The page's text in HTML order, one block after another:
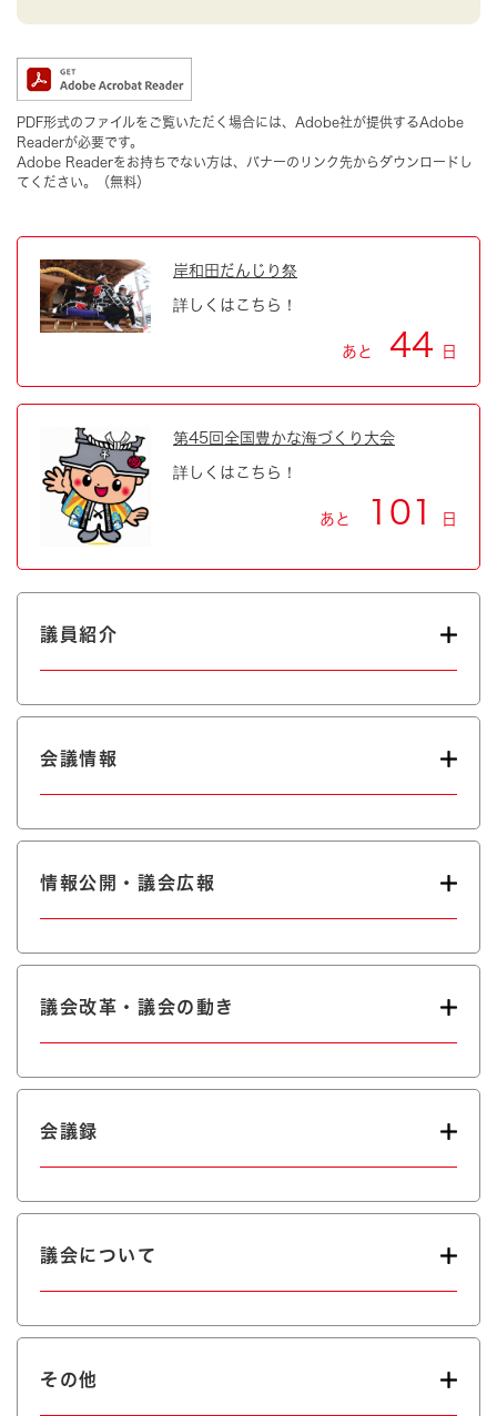
PDF形式のファイルをご覧いただく場合には、Adobe社が提供するAdobe
Readerが必要です。
Adobe Readerをお持ちでない方は、バナーのリンク先からダウンロードし
てください。（無料）
岸和田だんじり祭
詳しくはこちら！
あと 44 日
第45回全国豊かな海づくり大会
詳しくはこちら！
あと 101 日
議員紹介
会議情報
情報公開・議会広報
議会改革・議会の動き
会議録
議会について
その他